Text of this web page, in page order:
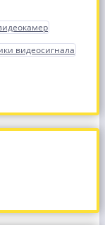
видеосигнала